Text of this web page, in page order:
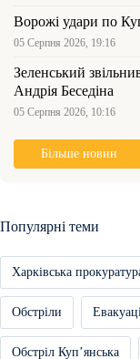
Ворожі удари по
05 Серпня 2026, 19:16
Зеленський
Андрія Беседіна
05 Серпня 2026, 10:16
Більше новин
Популярні теми
Харківська
Обстріли
Обстріл Купʼянська